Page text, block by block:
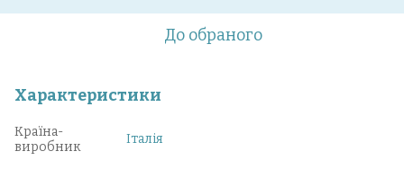
До обраного
Характеристики
Країна-
виробник
Італія